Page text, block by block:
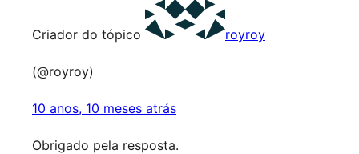
Criador do tópico royroy
(@royroy)
10 anos, 10 meses atrás
Obrigado pela resposta.